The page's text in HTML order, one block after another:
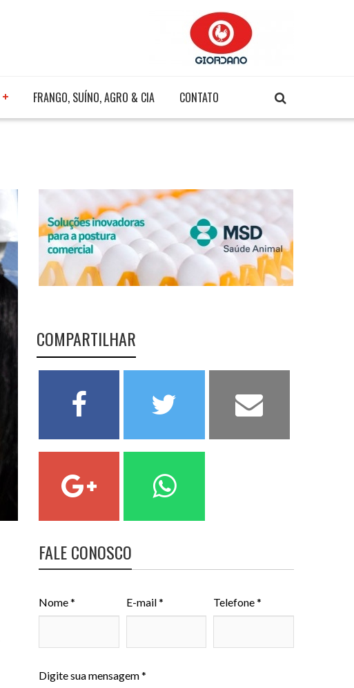
FRANGO, SUÍNO, AGRO & CIA CONTATO
COMPARTILHAR
FALE CONOSCO
Nome * E-mail * Telefone *
Digite sua mensagem *